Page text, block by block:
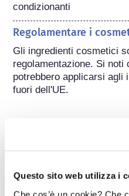
Questo sito web utilizza i
condizionanti
Regolamentare i
Gli ingredienti cosmetici
regolamentazione. Si noti
potrebbero applicarsi agli
fuori dell'UE.
Capire i
Come viene